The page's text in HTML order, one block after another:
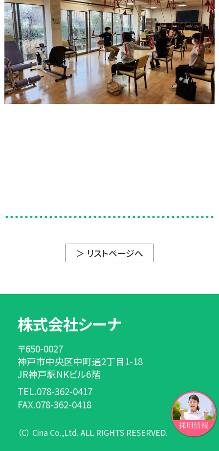
＞ リストページへ
株式会社シーナ
〒650-0027
神戸市中央区中町通2丁目1-18
JR神戸駅NKビル6階
TEL.078-362-0417
FAX.078-362-0418
（C） Cina Co.,Ltd. ALL RIGHTS RESERVED.